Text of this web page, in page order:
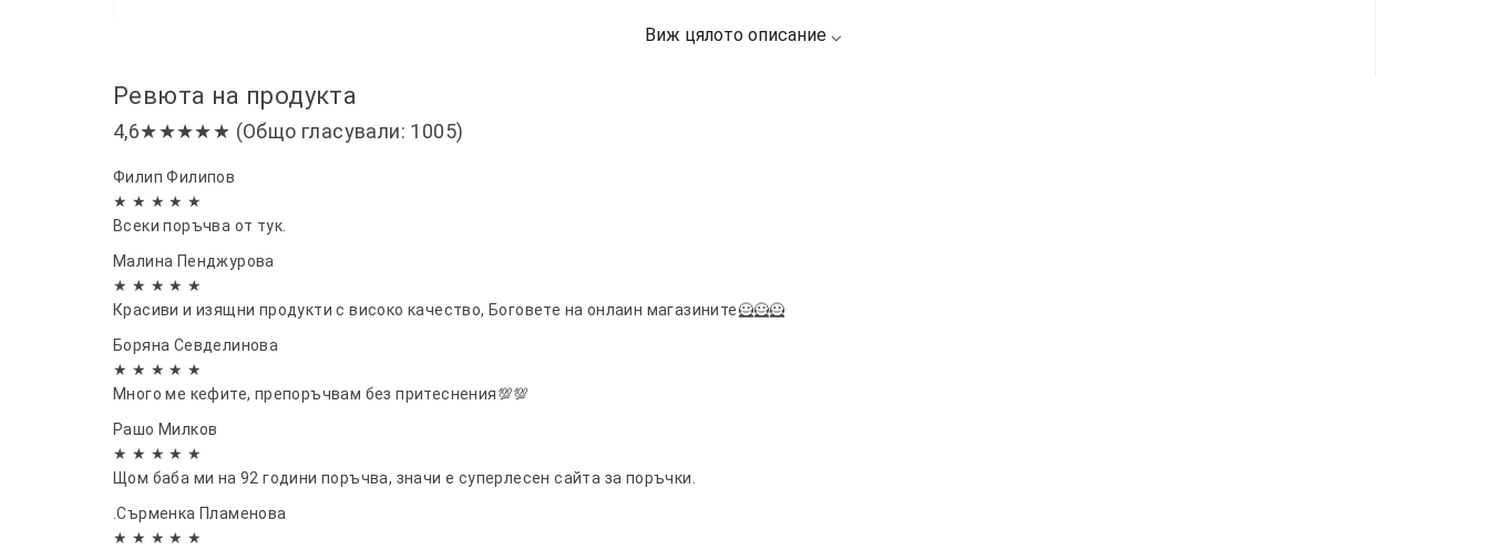
Ревюта на продукта
4,6★★★★★ (Общо гласували: 1005)
Филип Филипов
★ ★ ★ ★ ★
Всеки поръчва от тук.
Малина Пенджурова
★ ★ ★ ★ ★
Красиви и изящни продукти с високо качество, Боговете на онлаин магазините🦸🦸🦸
Боряна Севделинова
★ ★ ★ ★ ★
Много ме кефите, препоръчвам без притеснения💯💯
Рашо Милков
★ ★ ★ ★ ★
Щом баба ми на 92 години поръчва, значи е суперлесен сайта за поръчки.
.Сърменка Пламенова
★ ★ ★ ★ ★